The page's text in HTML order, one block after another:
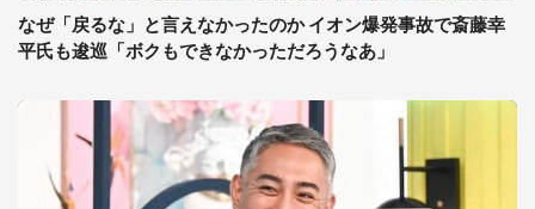
なぜ「戻るな」と言えなかったのか イオン爆発事故で斎藤幸
平氏も逡巡「ボクもできなかっただろうなあ」